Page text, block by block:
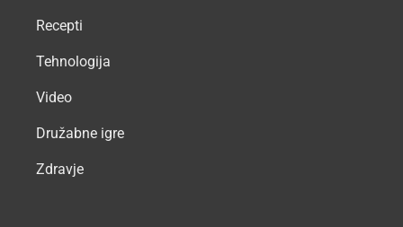
Recepti
Tehnologija
Video
Družabne igre
Zdravje